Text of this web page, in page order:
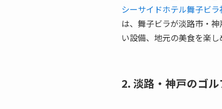
シーサイドホテル舞子ビラ
は、舞子ビラが淡路市・
い設備、地元の美食を楽し
2. 淡路・神戸のゴ